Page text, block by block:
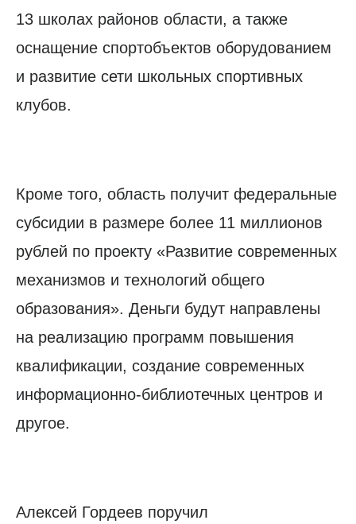
13 школах районов области, а также
оснащение спортобъектов оборудованием
и развитие сети школьных спортивных
клубов.
Кроме того, область получит федеральные
субсидии в размере более 11 миллионов
рублей по проекту «Развитие современных
механизмов и технологий общего
образования». Деньги будут направлены
на реализацию программ повышения
квалификации, создание современных
информационно-библиотечных центров и
другое.
Алексей Гордеев поручил